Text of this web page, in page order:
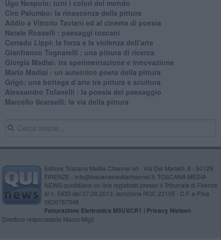
Ugo Nespolo: tutti i colori del mondo
​Ciro Palumbo: la rinascenza della pittura
​Addio a Vittorio Taviani ed al cinema di poesia
​Natale Rosselli : paesaggi toscani
​Corrado Lippi: la forza e la violenza dell’arte
Gianfranco Tognarelli : una pittura di ricerca
Giorgia Madiai: tra sperimentazione e innovazione
Mario Madiai : un autentico poeta della pittura
Grigò: una bottega d’arte tra pittura e scultura
Alessandro Tofanelli : la poesia del paesaggio
​Marcello Scarselli: la via della pittura
Editore Toscana Media Channel srl - Via Dei Martelli, 8 - 50129
FIRENZE - info@toscanamediachannel.it. TOSCANA MEDIA
NEWS quotidiano on line registrato presso il Tribunale di Firenze
al n. 5935 del 27.09.2013. Iscrizione ROC 22105 - C.F. e P.Iva
0620787048
Fatturazione Elettronica M5UXCR1 | Privacy Nielsen
Direttore responsabile Marco Migli